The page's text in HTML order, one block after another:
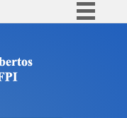
Comunica BR
Participe